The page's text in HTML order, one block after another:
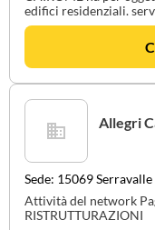
edifici residenziali.
Allegri
Sede: 15069
Attività del network
RISTRUTTURAZIONI